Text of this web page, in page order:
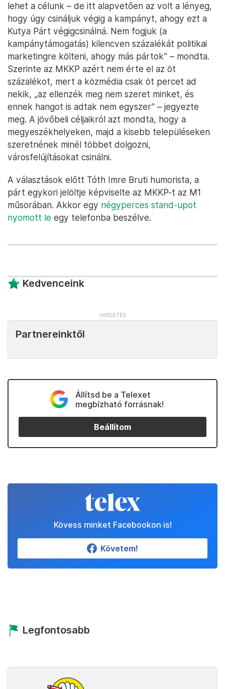
lehet a célunk – de itt alapvetően az volt a lényeg,
hogy úgy csináljuk végig a kampányt, ahogy ezt a
Kutya Párt végigcsinálná. Nem fogjuk (a
kampánytámogatás) kilencven százalékát politikai
marketingre költeni, ahogy más pártok” – mondta.
Szerinte az MKKP azért nem érte el az öt
százalékot, mert a közmédia csak öt percet ad
nekik, „az ellenzék meg nem szeret minket, és
ennek hangot is adtak nem egyszer” – jegyezte
meg. A jövőbeli céljaikról azt mondta, hogy a
megyeszékhelyeken, majd a kisebb településeken
szeretnének minél többet dolgozni,
városfelújításokat csinálni.
A választások előtt Tóth Imre Bruti humorista, a
párt egykori jelöltje képviselte az MKKP-t az M1
műsorában. Akkor egy négyperces stand-upot
nyomott le egy telefonba beszélve.
Kedvenceink
Partnereinktől
Állítsd be a Telexet
megbízható forrásnak!
Beállítom
Kövess minket Facebookon is!
Követem!
Legfontosabb